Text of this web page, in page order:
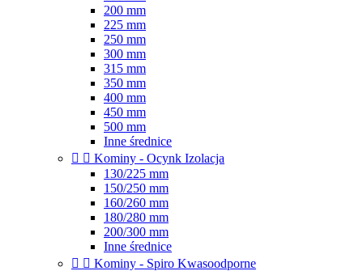
200 mm
225 mm
250 mm
300 mm
315 mm
350 mm
400 mm
450 mm
500 mm
Inne średnice
  Kominy - Ocynk Izolacja
130/225 mm
150/250 mm
160/260 mm
180/280 mm
200/300 mm
Inne średnice
  Kominy - Spiro Kwasoodporne